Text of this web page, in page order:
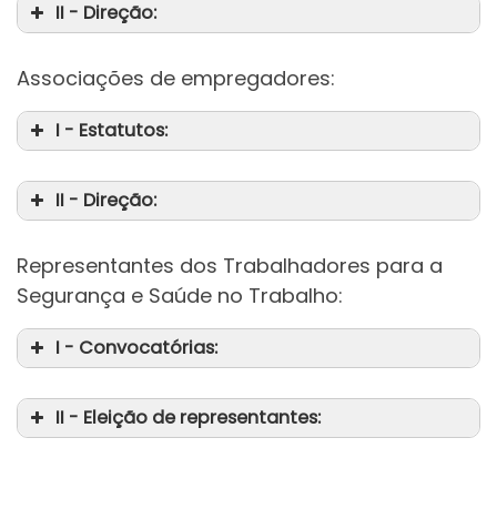
II - Direção:
Associações de empregadores:
I - Estatutos:
II - Direção:
Representantes dos Trabalhadores para a
Segurança e Saúde no Trabalho:
I - Convocatórias:
da
II - Eleição de representantes: